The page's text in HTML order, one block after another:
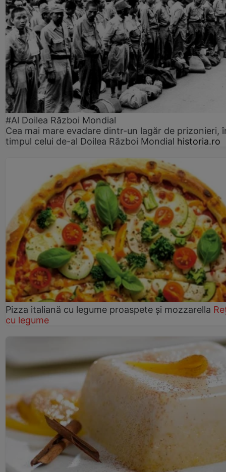
#Al Doilea Război Mondial
Cea mai mare evadare dintr-un lagăr de prizonieri,
timpul celui de-al Doilea Război Mondial historia.ro
Pizza italiană cu legume proaspete și mozzarella
cu legume